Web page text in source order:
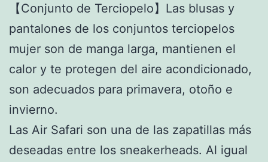
【Conjunto de Terciopelo】Las blusas y
pantalones de los conjuntos terciopelos
mujer son de manga larga, mantienen el
calor y te protegen del aire acondicionado,
son adecuados para primavera, otoño e
invierno.
Las Air Safari son una de las zapatillas más
deseadas entre los sneakerheads. Al igual